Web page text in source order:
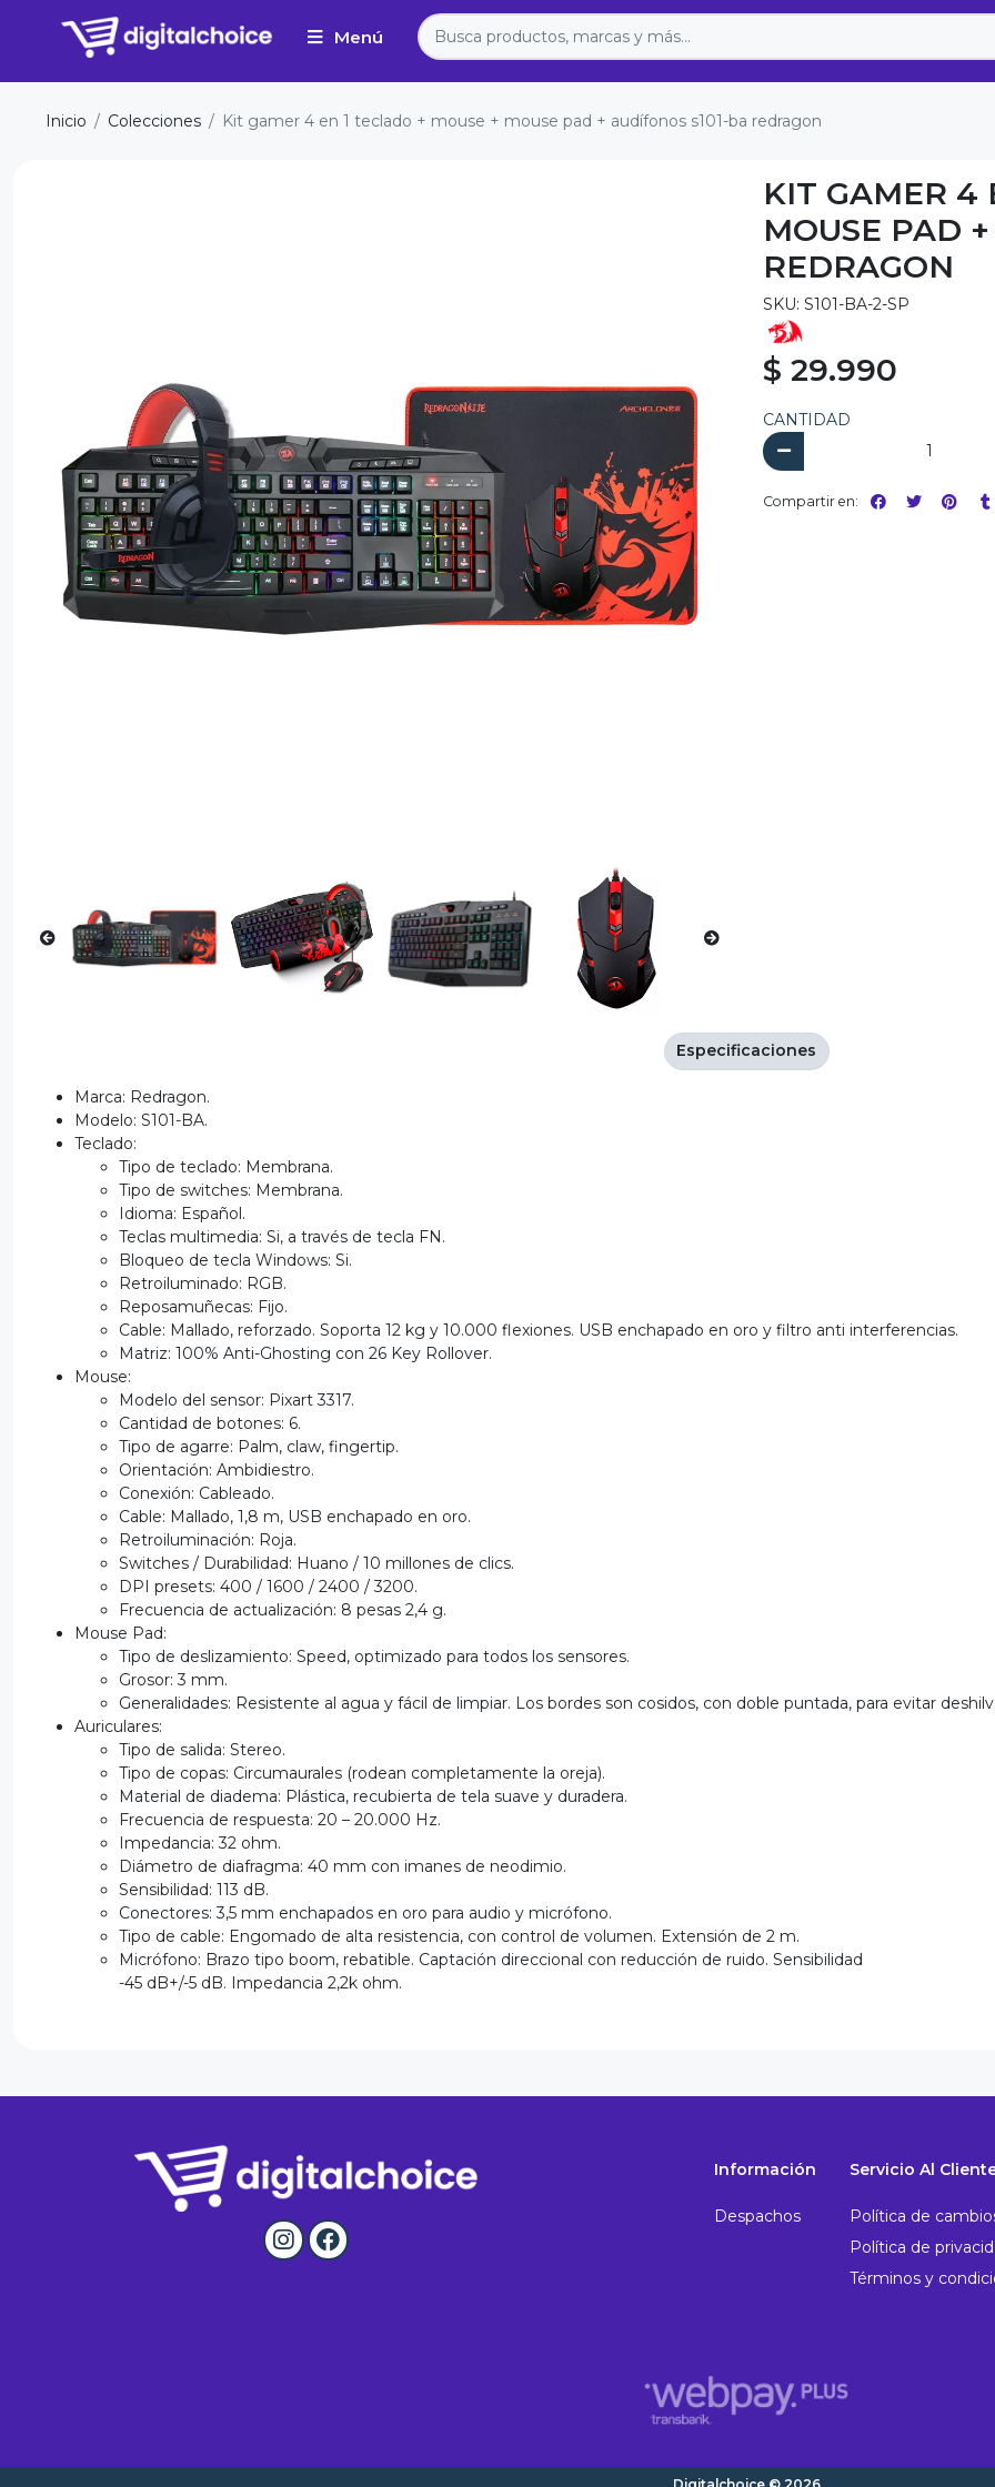
Inicio Colecciones Kit gamer 4 en 1 teclado + mouse + mouse pad + audífonos s101-ba redragon
KIT GAMER 4
MOUSE PAD
REDRAGON
SKU: S101-BA-2-SP
$ 29.990
CANTIDAD
Compartir en:
Marca: Redragon.
Modelo: S101-BA.
Teclado:
Tipo de teclado: Membrana.
Tipo de switches: Membrana.
Idioma: Español.
Teclas multimedia: Si, a través de tecla FN.
Bloqueo de tecla Windows: Si.
Retroiluminado: RGB.
Reposamuñecas: Fijo.
Cable: Mallado, reforzado. Soporta 12 kg y 10.000 flexiones. USB enchapado en oro y filtro anti interferencias.
Matriz: 100% Anti-Ghosting con 26 Key Rollover.
Mouse:
Modelo del sensor: Pixart 3317.
Cantidad de botones: 6.
Tipo de agarre: Palm, claw, fingertip.
Orientación: Ambidiestro.
Conexión: Cableado.
Cable: Mallado, 1,8 m, USB enchapado en oro.
Retroiluminación: Roja.
Switches / Durabilidad: Huano / 10 millones de clics.
DPI presets: 400 / 1600 / 2400 / 3200.
Frecuencia de actualización: 8 pesas 2,4 g.
Mouse Pad:
Tipo de deslizamiento: Speed, optimizado para todos los sensores.
Grosor: 3 mm.
Generalidades: Resistente al agua y fácil de limpiar. Los bordes son cosidos, con doble puntada, para evitar
Auriculares:
Tipo de salida: Stereo.
Tipo de copas: Circumaurales (rodean completamente la oreja).
Material de diadema: Plástica, recubierta de tela suave y duradera.
Frecuencia de respuesta: 20 – 20.000 Hz.
Impedancia: 32 ohm.
Diámetro de diafragma: 40 mm con imanes de neodimio.
Sensibilidad: 113 dB.
Conectores: 3,5 mm enchapados en oro para audio y micrófono.
Tipo de cable: Engomado de alta resistencia, con control de volumen. Extensión de 2 m.
Micrófono: Brazo tipo boom, rebatible. Captación direccional con reducción de ruido. Sensibilidad
-45 dB+/-5 dB. Impedancia 2,2k ohm.
Especificaciones
Información
Despachos
Servicio Al
Política de
Política de
Términos y